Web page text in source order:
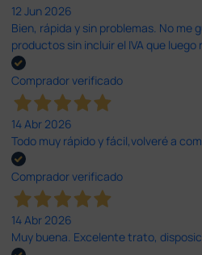
12 Jun 2026
Bien, rápida y sin problemas. No me
productos sin incluir el IVA que luego
Comprador verificado
14 Abr 2026
Todo muy rápido y fácil,volveré a
Comprador verificado
14 Abr 2026
Muy buena. Excelente trato,